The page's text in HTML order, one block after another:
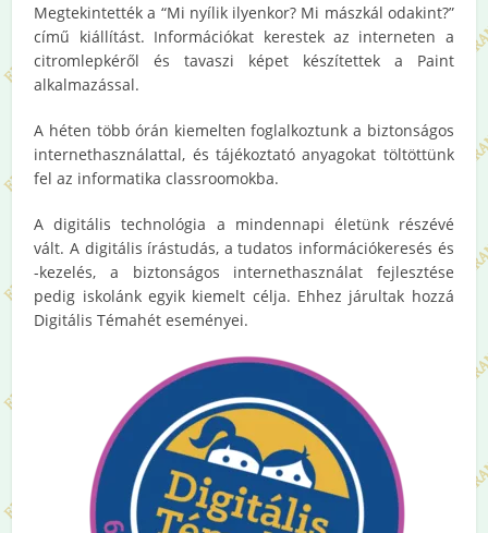
Megtekintették a “Mi nyílik ilyenkor? Mi mászkál odakint?”
című kiállítást. Információkat kerestek az interneten a
citromlepkéről és tavaszi képet készítettek a Paint
alkalmazással.
A héten több órán kiemelten foglalkoztunk a biztonságos
internethasználattal, és tájékoztató anyagokat töltöttünk
fel az informatika classroomokba.
A digitális technológia a mindennapi életünk részévé
vált. A digitális írástudás, a tudatos információkeresés és
-kezelés, a biztonságos internethasználat fejlesztése
pedig iskolánk egyik kiemelt célja. Ehhez járultak hozzá
Digitális Témahét eseményei.